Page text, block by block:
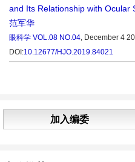
and Its Relationship with Ocular
范军华
眼科学 VOL.08 NO.04, December 4
DOI:10.12677/HJO.2019.84021
加入编委